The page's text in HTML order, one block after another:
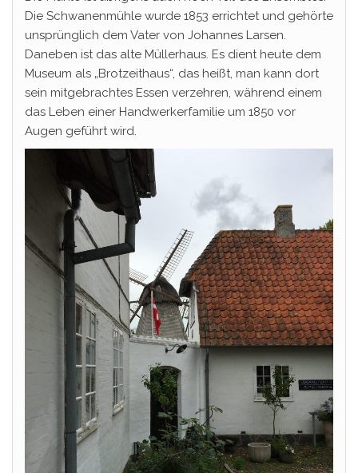
Die Schwanenmühle wurde 1853 errichtet und gehörte
unsprünglich dem Vater von Johannes Larsen.
Daneben ist das alte Müllerhaus. Es dient heute dem
Museum als „Brotzeithaus“, das heißt, man kann dort
sein mitgebrachtes Essen verzehren, während einem
das Leben einer Handwerkerfamilie um 1850 vor
Augen geführt wird.